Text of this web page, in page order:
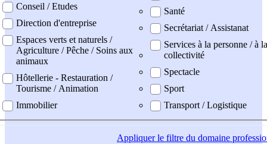
Conseil / Etudes
Direction d'entreprise
Espaces verts et naturels /
Agriculture / Pêche / Soins aux
animaux
Hôtellerie - Restauration /
Tourisme / Animation
Immobilier
Santé
Secrétariat / Assistanat
Services à la personne / à la
collectivité
Spectacle
Sport
Transport / Logistique
Appliquerle filtre du domaine